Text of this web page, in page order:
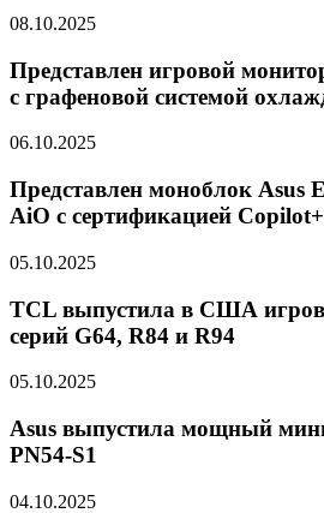
08.10.2025
Представлен игровой
с графеновой системой
06.10.2025
Представлен моноблок Asus
AiO с сертификацией
05.10.2025
TCL выпустила в США
серий G64, R84 и R94
05.10.2025
Asus выпустила мощный
PN54-S1
04.10.2025